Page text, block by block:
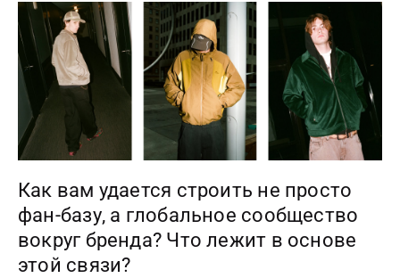
Как вам удается строить не просто
фан-базу, а глобальное сообщество
вокруг бренда? Что лежит в основе
этой связи?